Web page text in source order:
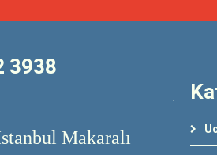
3938
Makaralı